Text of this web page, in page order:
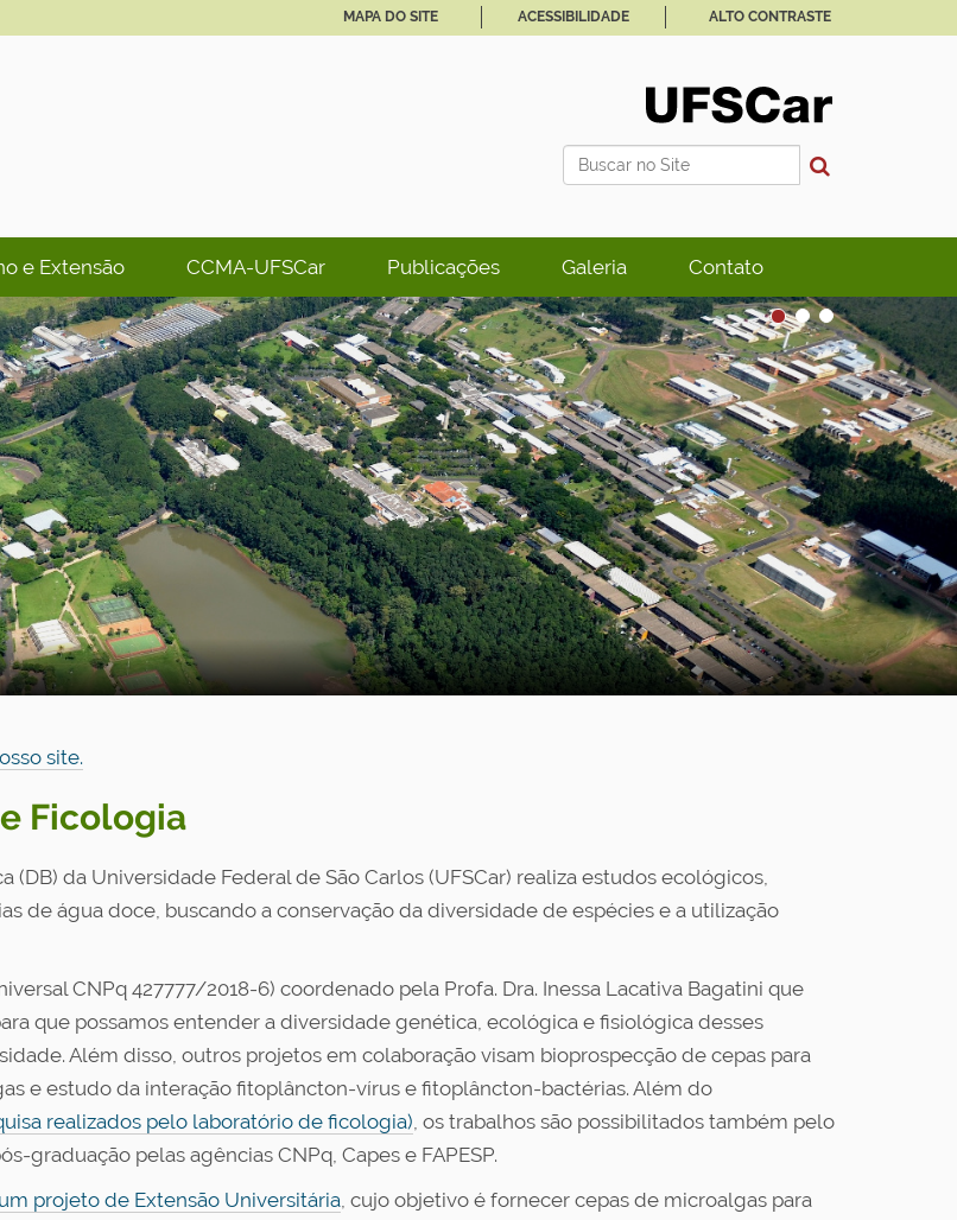
Busca
MAPA DO SITE ACESSIBILIDADE ALTO CONTRASTE
e Extensão CCMA-UFSCar Publicações Galeria Contato
1 2 3
site.
Ficologia
da Universidade Federal de São Carlos (UFSCar) realiza estudos ecológicos,
de água doce, buscando a conservação da diversidade de espécies e a utilização
CNPq 427777/2018-6) coordenado pela Profa. Dra. Inessa Lacativa Bagatini que
que possamos entender a diversidade genética, ecológica e fisiológica desses
Além disso, outros projetos em colaboração visam bioprospecção de cepas para
e estudo da interação fitoplâncton-vírus e fitoplâncton-bactérias. Além do
realizados pelo laboratório de ficologia), os trabalhos são possibilitados também pelo
graduação pelas agências CNPq, Capes e FAPESP.
projeto de Extensão Universitária, cujo objetivo é fornecer cepas de microalgas para